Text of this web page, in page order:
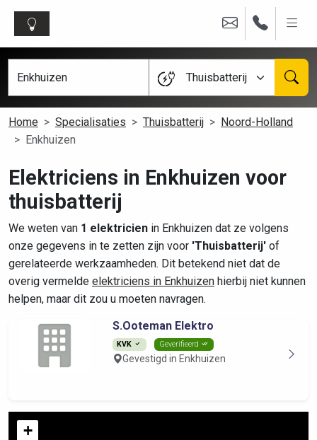
Thuisbatterij
Home Specialisaties Thuisbatterij
Noord-Holland
Enkhuizen
Elektriciens in Enkhuizen voor
thuisbatterij
We weten van 1 elektricien in Enkhuizen dat ze volgens
onze gegevens in te zetten zijn voor 'Thuisbatterij' of
gerelateerde werkzaamheden. Dit betekend niet dat de
overig vermelde elektriciens in Enkhuizen hierbij niet kunnen
helpen, maar dit zou u moeten navragen.
S.Ooteman Elektro
KVK Geverifieerd
Gevestigd in Enkhuizen
+